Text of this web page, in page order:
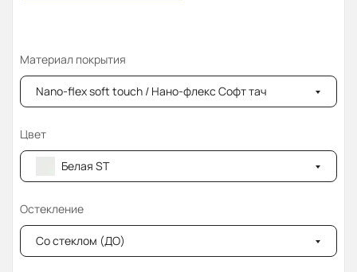
Материал покрытия
Nano-flex soft touch / Нано-флекс Софт тач
Цвет
Белая ST
Остекление
Со стеклом (ДО)